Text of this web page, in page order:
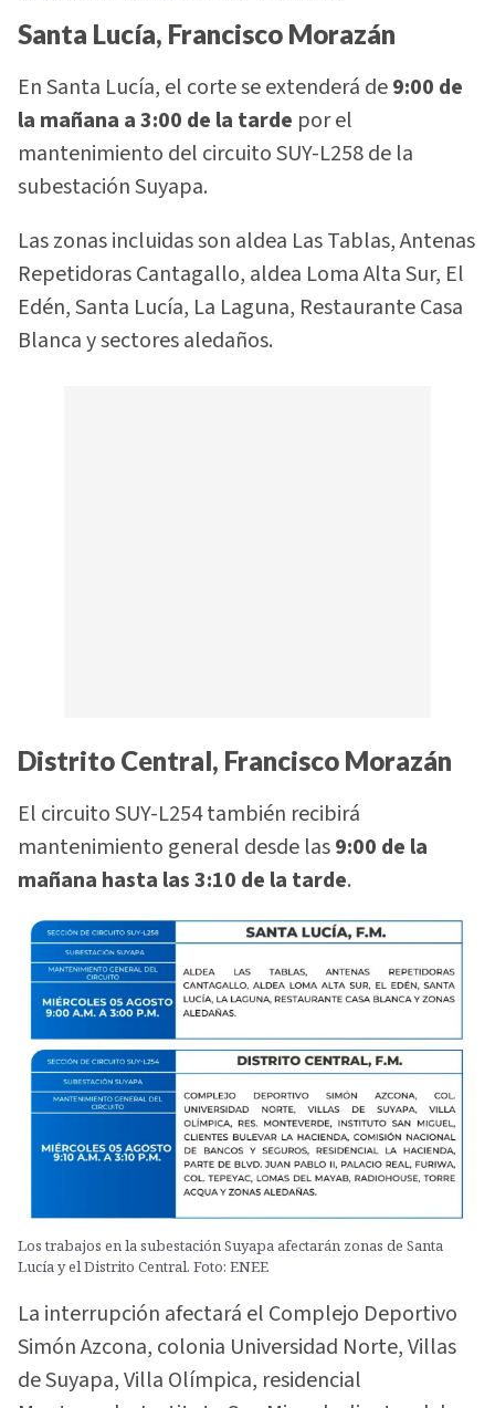
Santa Lucía, Francisco Morazán
En Santa Lucía, el corte se extenderá de9:00 de
la mañana a 3:00 de la tarde por el
mantenimiento del circuito SUY-L258 de la
subestación Suyapa.
Las zonas incluidas son aldea Las Tablas, Antenas
Repetidoras Cantagallo, aldea Loma Alta Sur, El
Edén, Santa Lucía, La Laguna, Restaurante Casa
Blanca y sectores aledaños.
Distrito Central, Francisco Morazán
El circuito SUY-L254 también recibirá
mantenimiento general desde las9:00 de la
mañana hasta las 3:10 de la tarde.
Los trabajos en la subestación Suyapa afectarán zonas de Santa
Lucía y el Distrito Central. Foto: ENEE
La interrupción afectará el Complejo Deportivo
Simón Azcona, colonia Universidad Norte, Villas
de Suyapa, Villa Olímpica, residencial